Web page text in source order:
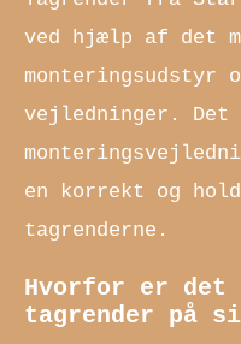
ved hjælp af det
monteringsudstyr
vejledninger.
en korrekt og
tagrenderne.
Hvorfor er
tagrender på